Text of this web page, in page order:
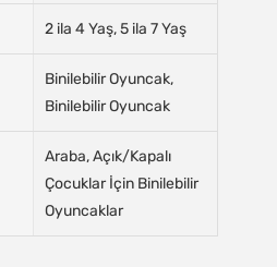
2 ila 4 Yaş, 5 ila 7 Yaş
Binilebilir Oyuncak,
Binilebilir Oyuncak
Araba, Açık/Kapalı
Çocuklar İçin Binilebilir
Oyuncaklar